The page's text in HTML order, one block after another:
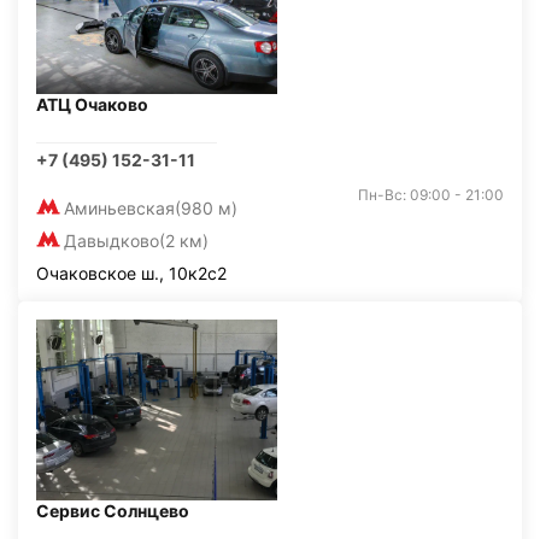
АТЦ Очаково
+7 (495) 152-31-11
Аминьевская(980 м)
Давыдково(2 км)
Пн-Вс: 09:00 - 21:00
Очаковское ш., 10к2с2
Сервис Солнцево